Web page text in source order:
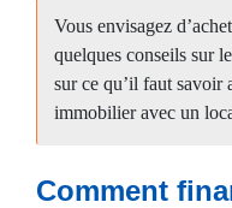
Vous envisagez
quelques conseils sur
sur ce qu’il faut savoir
immobilier avec un
Comment
trésorerie
hypothécaire
propriétaire